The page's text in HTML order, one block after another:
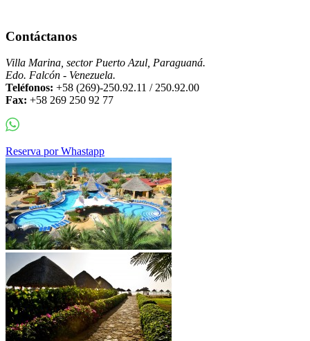
Contáctanos
Villa Marina, sector Puerto Azul, Paraguaná.
Edo. Falcón - Venezuela.
Teléfonos: +58 (269)-250.92.11 / 250.92.00
Fax: +58 269 250 92 77
Reserva por Whastapp